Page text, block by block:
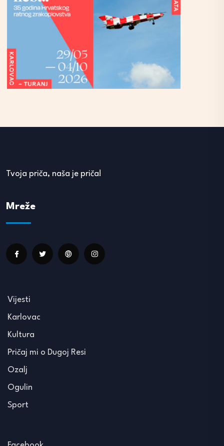
Tvoja priča, naša je priča!
Mreže
Vijesti
Karlovac
Kultura
Pričaj mi o Dugoj Resi
Ozalj
Ogulin
Sport